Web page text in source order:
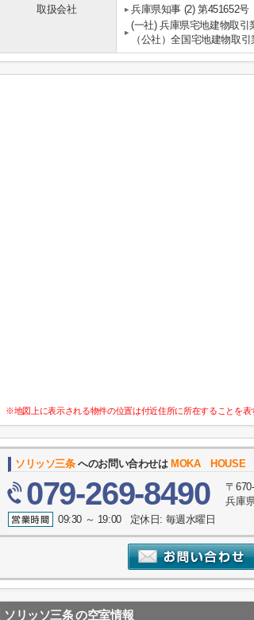
取扱会社
兵庫県知事 (2) 第451652号
(一社) 兵庫県宅地建物取
（公社）全国宅地建物取
※地図上に表示される物件の位置は付近住所に所在することを
ソリッソ三条へのお問い合わせは MOKA HOUSE
079-269-8490
〒
兵庫
09:30 ～ 19:00 定休日: 毎週水曜日
ソリッソ三条 の空室情報